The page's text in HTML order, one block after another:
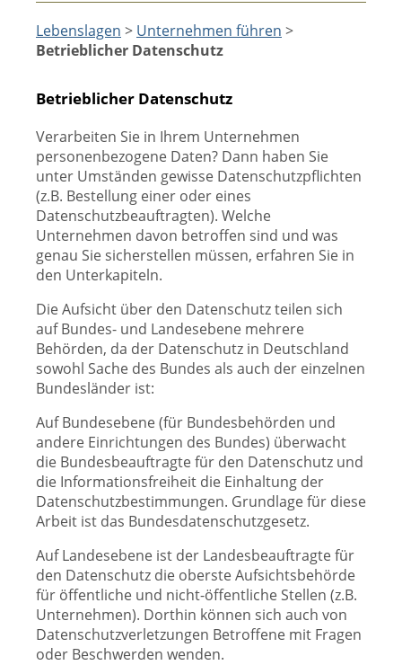
Lebenslagen > Unternehmen führen >
Betrieblicher Datenschutz
Betrieblicher Datenschutz
Verarbeiten Sie in Ihrem Unternehmen
personenbezogene Daten? Dann haben Sie
unter Umständen gewisse Datenschutzpflichten
(z.B. Bestellung einer oder eines
Datenschutzbeauftragten). Welche
Unternehmen davon betroffen sind und was
genau Sie sicherstellen müssen, erfahren Sie in
den Unterkapiteln.
Die Aufsicht über den Datenschutz teilen sich
auf Bundes- und Landesebene mehrere
Behörden, da der Datenschutz in Deutschland
sowohl Sache des Bundes als auch der einzelnen
Bundesländer ist:
Auf Bundesebene (für Bundesbehörden und
andere Einrichtungen des Bundes) überwacht
die Bundesbeauftragte für den Datenschutz und
die Informationsfreiheit die Einhaltung der
Datenschutzbestimmungen. Grundlage für diese
Arbeit ist das Bundesdatenschutzgesetz.
Auf Landesebene ist der Landesbeauftragte für
den Datenschutz die oberste Aufsichtsbehörde
für öffentliche und nicht-öffentliche Stellen (z.B.
Unternehmen). Dorthin können sich auch von
Datenschutzverletzungen Betroffene mit Fragen
oder Beschwerden wenden.